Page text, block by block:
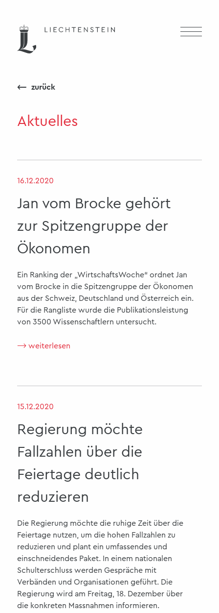
⟵ zurück
Aktuelles
16.12.2020
Jan vom Brocke gehört
zur Spitzengruppe der
Ökonomen
Ein Ranking der „WirtschaftsWoche“ ordnet Jan
vom Brocke in die Spitzengruppe der Ökonomen
aus der Schweiz, Deutschland und Österreich ein.
Für die Rangliste wurde die Publikationsleistung
von 3500 Wissenschaftlern untersucht.
⟶ weiterlesen
15.12.2020
Regierung möchte
Fallzahlen über die
Feiertage deutlich
reduzieren
Die Regierung möchte die ruhige Zeit über die
Feiertage nutzen, um die hohen Fallzahlen zu
reduzieren und plant ein umfassendes und
einschneidendes Paket. In einem nationalen
Schulterschluss werden Gespräche mit
Verbänden und Organisationen geführt. Die
Regierung wird am Freitag, 18. Dezember über
die konkreten Massnahmen informieren.